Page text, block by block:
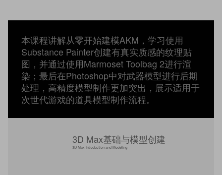
本课程讲解从零开始建模AKM，学习使用
Substance Painter创建有真实质感的纹理贴
图，并通过使用Marmoset Toolbag 2进行渲
染；最后在Photoshop中对武器模型进行后期
处理，高精度模型制作更加突出，展示适用于
次世代游戏的道具模型制作流程。
3D Max基础与模型创建
3D Max Introduction and Modeling